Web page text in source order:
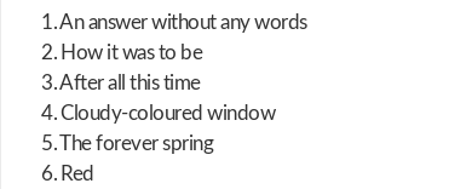
1. An answer without any words
2. How it was to be
3. After all this time
4. Cloudy-coloured window
5. The forever spring
6. Red